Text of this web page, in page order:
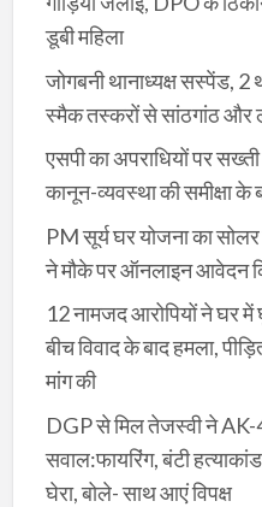
डूबी महिला
जोगबनी थानाध्यक्ष सस्पेंड, 2
स्मैक तस्करों से सांठगांठ और
एसपी का अपराधियों पर
कानून-व्यवस्था की समीक्षा के
PM सूर्य घर योजना का
ने मौके पर ऑनलाइन आवेदन
12 नामजद आरोपियों ने घर
बीच विवाद के बाद हमला,
मांग की
DGP से मिल तेजस्वी ने AK-
सवाल:फायरिंग, बंटी
घेरा, बोले- साथ आएं विपक्ष